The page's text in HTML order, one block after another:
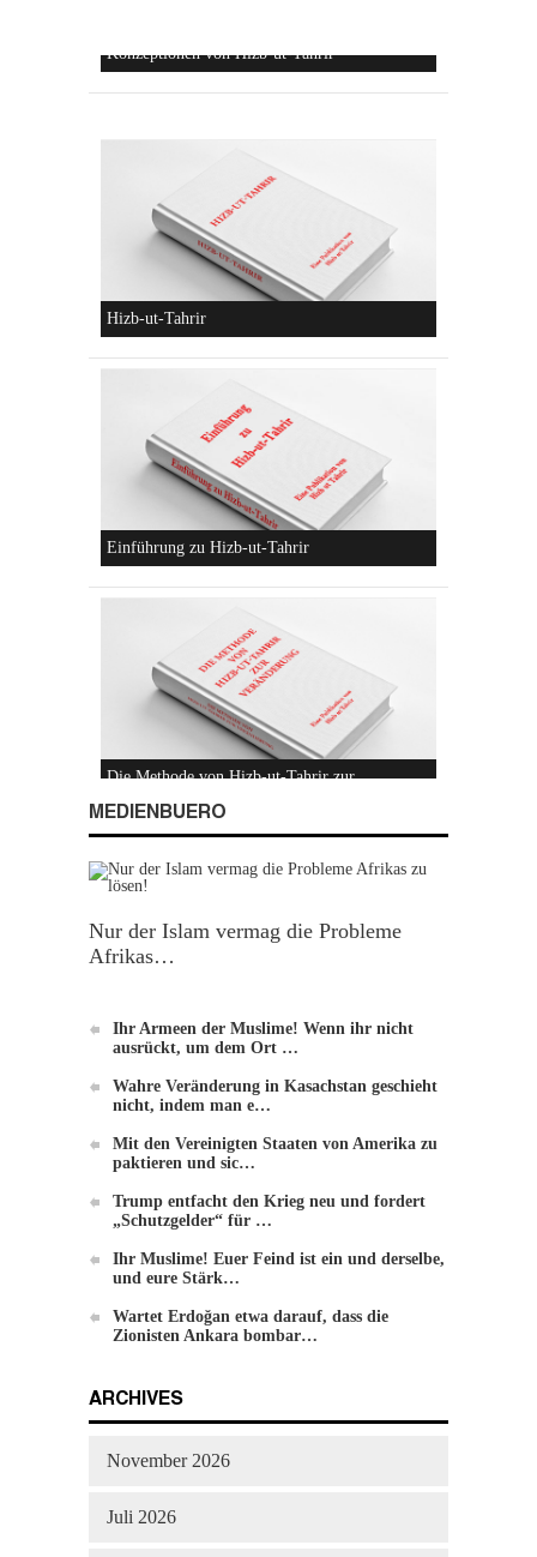
Hizb-ut-Tahrir
Die Methode von Hizb-ut-Tahrir zur
Veränderung
Die parteiliche Blockbildung
Konzeptionen von Hizb-ut-Tahrir
MEDIENBUERO
Nur der Islam vermag die Probleme
Afrikas…
Ihr Armeen der Muslime! Wenn ihr nicht
ausrückt, um dem Ort …
Wahre Veränderung in Kasachstan geschieht
nicht, indem man e…
Mit den Vereinigten Staaten von Amerika zu
paktieren und sic…
Trump entfacht den Krieg neu und fordert
„Schutzgelder“ für …
Ihr Muslime! Euer Feind ist ein und derselbe,
und eure Stärk…
Wartet Erdoğan etwa darauf, dass die
Zionisten Ankara bombar…
ARCHIVES
November 2026
Juli 2026